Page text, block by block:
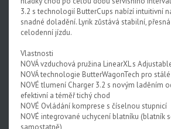
Blatníky
3.2 s technologií ButterCups nabízí intuitivní
snadné doladění. Lyrik zůstává stabilní,
celodenní jízdu.
Vlastnosti
NOVÁ vzduchová pružina LinearXL s
NOVÁ technologie ButterWagonTech pro
NOVÉ tlumení Charger 3.2 s novým laděním
efektivní a téměř tichý chod
NOVÉ Ovládání komprese s číselnou stupnicí
NOVÉ integrované uchycení blatníku (blatník
samostatně)